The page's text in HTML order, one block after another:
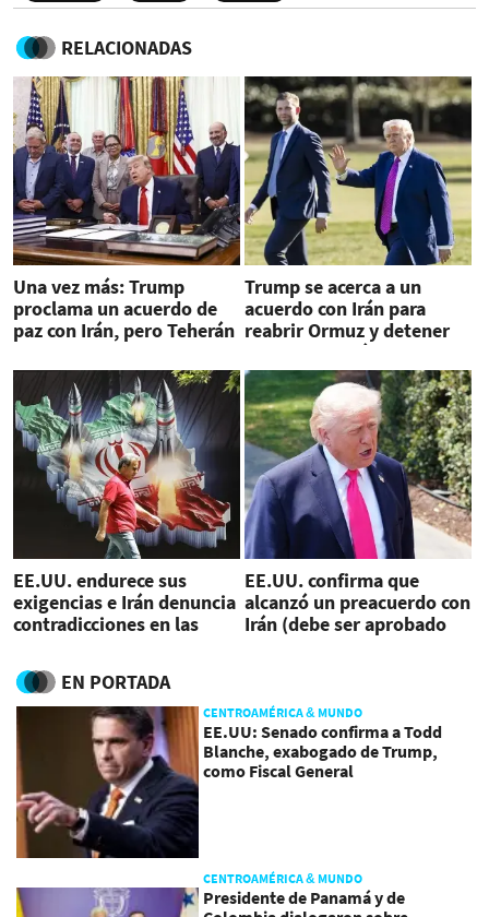
RELACIONADAS
Una vez más: Trump
proclama un acuerdo de
paz con Irán, pero Teherán
Trump se acerca a un
acuerdo con Irán para
reabrir Ormuz y detener
impacto económico
EE.UU. endurece sus
exigencias e Irán denuncia
contradicciones en las
EE.UU. confirma que
alcanzó un preacuerdo con
Irán (debe ser aprobado
EN PORTADA
CENTROAMÉRICA & MUNDO
EE.UU: Senado confirma a Todd
Blanche, exabogado de Trump,
como Fiscal General
CENTROAMÉRICA & MUNDO
Presidente de Panamá y de